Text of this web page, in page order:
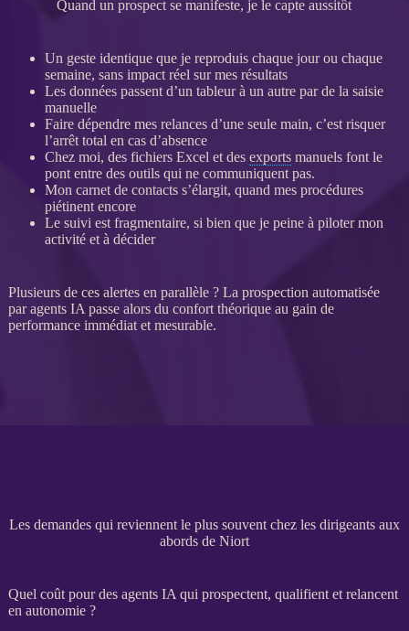
Quand un prospect se manifeste, je le capte aussitôt
Un geste identique que je reproduis chaque jour ou chaque
semaine, sans impact réel sur mes résultats
Les donnéespassent d’un tableur à un autre par de la saisie
manuelle
Faire dépendre mes relancesd’une seule main, c’est risquer
l’arrêt total en cas d’absence
Chez moi, des fichiers Excel et des exportsmanuels font le
pont entre des outils qui ne communiquent pas.
Mon carnet de contacts s’élargit, quand mes procédures
piétinent encore
Le suivi est fragmentaire, si bien que je peine à pilotermon
activité et à décider
Plusieurs de ces alertesen parallèle ? La prospection automatisée
paragents IA passe alors du confort théorique au gain de
performance immédiat et mesurable.
Les demandes qui reviennent le plus souvent chez les dirigeants aux
abords de Niort
Quel coût pour des agents IA qui prospectent, qualifient et relancent
en autonomie ?